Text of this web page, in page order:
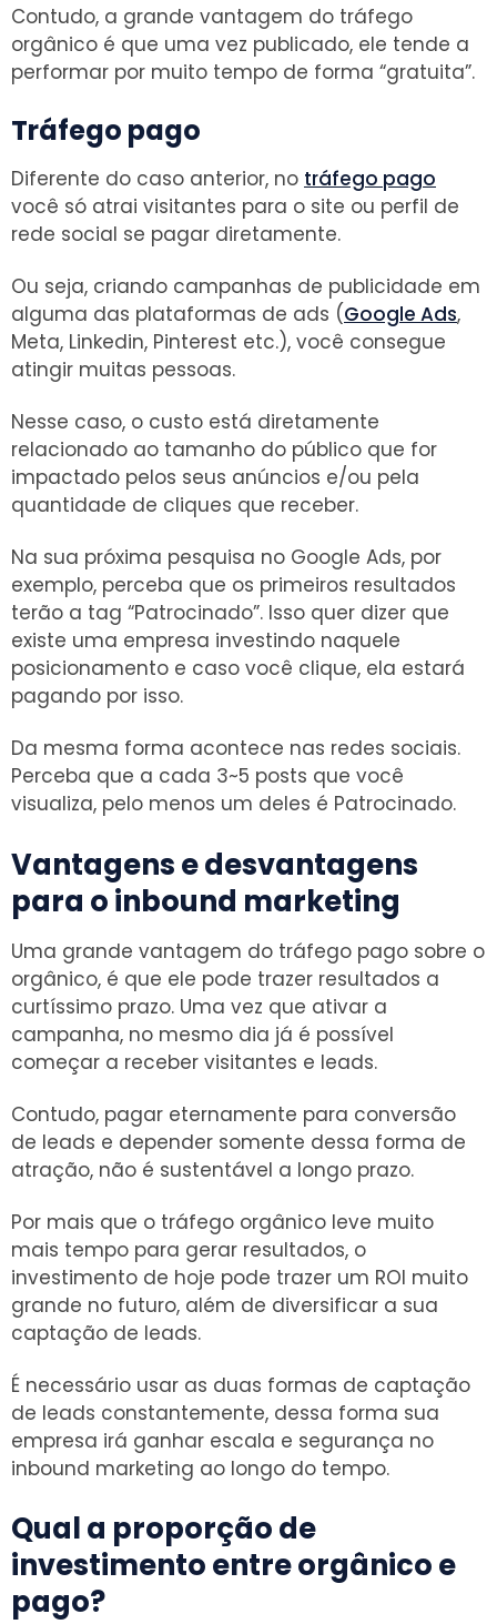
Contudo, a grande vantagem do tráfego
orgânico é que uma vez publicado, ele tende a
performar por muito tempo de forma “gratuita”.
Tráfego pago
Diferente do caso anterior, no tráfego pago
você só atrai visitantes para o site ou perfil de
rede social se pagar diretamente.
Ou seja, criando campanhas de publicidade em
alguma das plataformas de ads (Google Ads,
Meta, Linkedin, Pinterest etc.), você consegue
atingir muitas pessoas.
Nesse caso, o custo está diretamente
relacionado ao tamanho do público que for
impactado pelos seus anúncios e/ou pela
quantidade de cliques que receber.
Na sua próxima pesquisa no Google Ads, por
exemplo, perceba que os primeiros resultados
terão a tag “Patrocinado”. Isso quer dizer que
existe uma empresa investindo naquele
posicionamento e caso você clique, ela estará
pagando por isso.
Da mesma forma acontece nas redes sociais.
Perceba que a cada 3~5 posts que você
visualiza, pelo menos um deles é Patrocinado.
Vantagens e desvantagens
para o inbound marketing
Uma grande vantagem do tráfego pago sobre o
orgânico, é que ele pode trazer resultados a
curtíssimo prazo. Uma vez que ativar a
campanha, no mesmo dia já é possível
começar a receber visitantes e leads.
Contudo, pagar eternamente para conversão
de leads e depender somente dessa forma de
atração, não é sustentável a longo prazo.
Por mais que o tráfego orgânico leve muito
mais tempo para gerar resultados, o
investimento de hoje pode trazer um ROI muito
grande no futuro, além de diversificar a sua
captação de leads.
É necessário usar as duas formas de captação
de leads constantemente, dessa forma sua
empresa irá ganhar escala e segurança no
inbound marketing ao longo do tempo.
Qual a proporção de
investimento entre orgânico e
pago?